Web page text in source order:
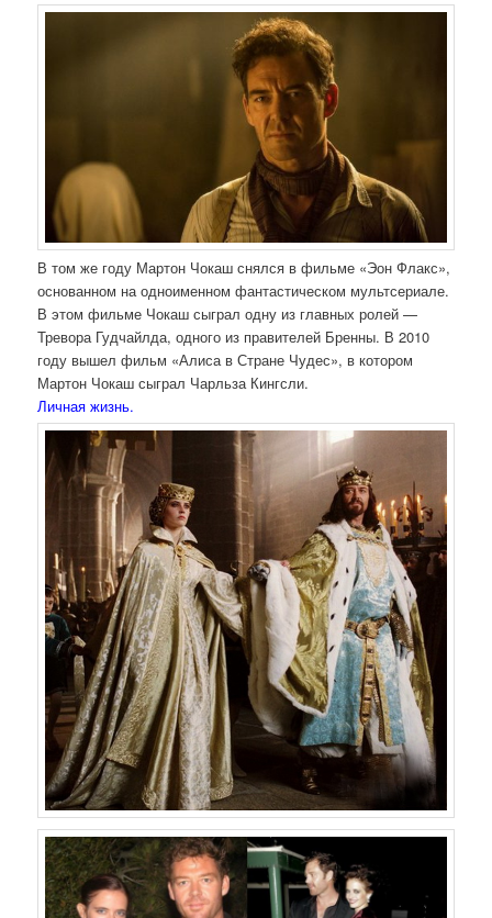
В том же году Мартон Чокаш снялся в фильме «Эон Флакс»,
основанном на одноименном фантастическом мультсериале.
В этом фильме Чокаш сыграл одну из главных ролей —
Тревора Гудчайлда, одного из правителей Бренны. В 2010
году вышел фильм «Алиса в Стране Чудес», в котором
Мартон Чокаш сыграл Чарльза Кингсли.
Личная жизнь.